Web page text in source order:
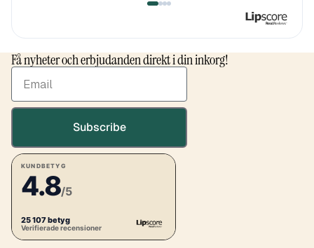
BytByt
BytByt
Få nyheter och erbjudanden direkt i din inkorg!
Email
Subscribe
KUNDBETYG
4.8/5
25 107 betyg
Verifierade recensioner